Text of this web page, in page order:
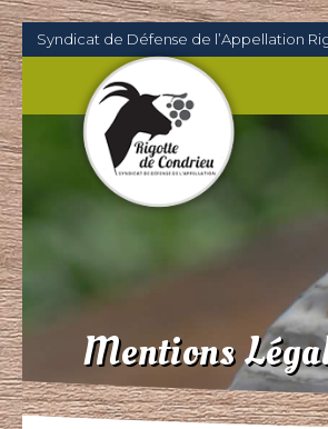
Syndicat de Défense de l’Appellation
Mentions